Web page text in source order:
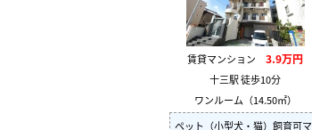
賃貸マンション 3.9万円
十三駅 徒歩10分
ワンルーム（14.50㎡）
ペット（小型犬・猫）飼育可マ